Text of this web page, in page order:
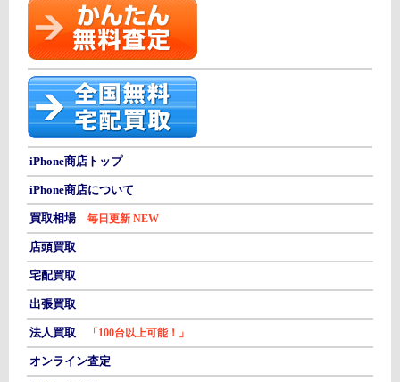
iPhone商店トップ
iPhone商店について
買取相場 毎日更新 NEW
店頭買取
宅配買取
出張買取
法人買取 「100台以上可能！」
オンライン査定